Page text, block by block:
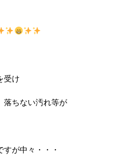
受け
落ちない汚れ等が
が中々・・・